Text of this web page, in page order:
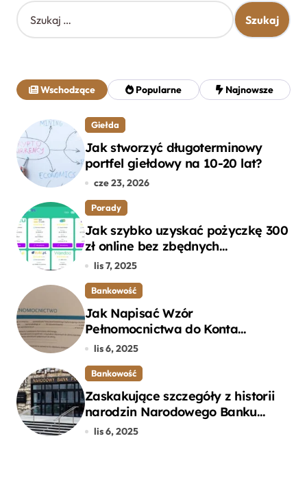
S
z
j
:
Wschodzące Popularne Najnowsze
Giełda
Jak stworzyć długoterminowy
portfel giełdowy na 10-20 lat?
cze 23, 2026
Porady
Jak szybko uzyskać pożyczkę 300
zł online bez zbędnych
formalności?
lis 7, 2025
Bankowość
Jak Napisać Wzór
Pełnomocnictwa do Konta
Bankowego – Praktyczny
lis 6, 2025
Bankowość
Zaskakujące szczegóły z historii
narodzin Narodowego Banku
Polskiego, o których mogłeś nie
lis 6, 2025